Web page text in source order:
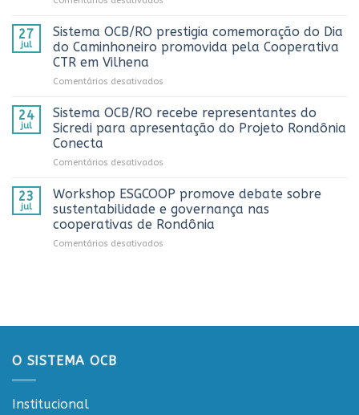
Rondônia
e
reconhece
de
comunicação
cooperativista
fortalece
Rondônia
e
no
AnuárioCoop
2026
27
jul
Sistema OCB/RO prestigia comemoração do Dia
do Caminhoneiro promovida pela Cooperativa
CTR em Vilhena
Comentários desativados
OCB/RO
prestigia
comemoração
Caminhoneiro
promovida
pela
Cooperativa
24
jul
Sistema OCB/RO recebe representantes do
Sicredi para apresentação do Projeto Rondônia
Conecta
Comentários desativados
OCB/RO
recebe
representantes
do
Conecta
23
jul
Workshop ESGCOOP promove debate sobre
sustentabilidade e governança nas
cooperativas de Rondônia
Comentários desativados
sustentabilidade
O SISTEMA OCB
Institucional